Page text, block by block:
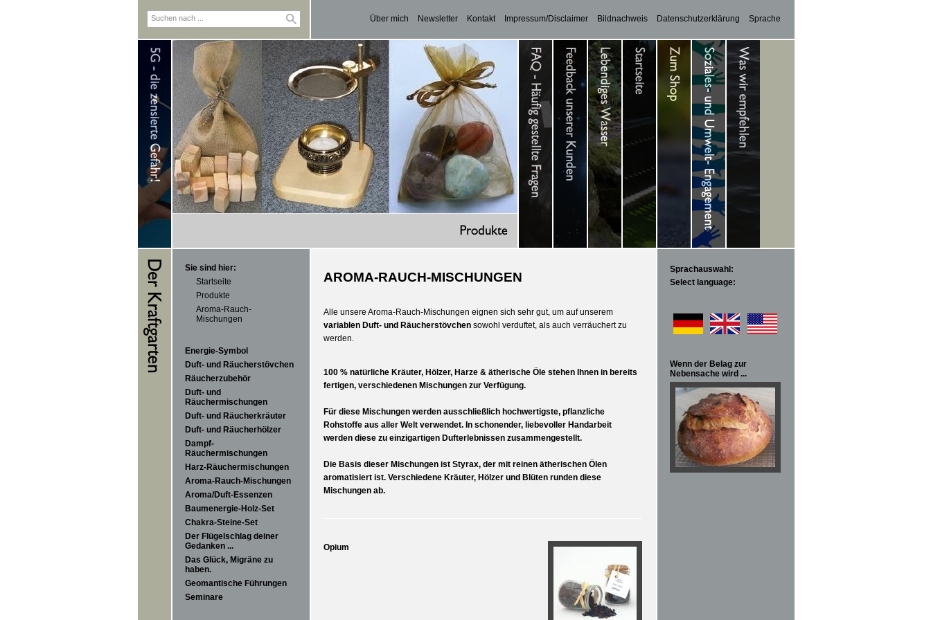
Über mich Newsletter Kontakt Impressum/Disclaimer Bildnachweis Datenschutzerklärung Sprache
Sie sind hier:
Startseite
Produkte
Aroma-Rauch-
Mischungen
Energie-Symbol
Duft- und Räucherstövchen
Räucherzubehör
Duft- und
Räuchermischungen
Duft- und Räucherkräuter
Duft- und Räucherhölzer
Dampf-
Räuchermischungen
Harz-Räuchermischungen
Aroma-Rauch-Mischungen
Aroma/Duft-Essenzen
Baumenergie-Holz-Set
Chakra-Steine-Set
Der Flügelschlag deiner
Gedanken ...
Das Glück, Migräne zu
haben.
Geomantische Führungen
Seminare
AROMA-RAUCH-MISCHUNGEN
Alle unsere Aroma-Rauch-Mischungen eignen sich sehr gut, um auf unserem
variablen Duft- und Räucherstövchen sowohl verduftet, als auch verräuchert zu
werden.
100 % natürliche Kräuter, Hölzer, Harze & ätherische Öle stehen Ihnen in bereits
fertigen, verschiedenen Mischungen zur Verfügung.
Für diese Mischungen werden ausschließlich hochwertigste, pflanzliche
Rohstoffe aus aller Welt verwendet. In schonender, liebevoller Handarbeit
werden diese zu einzigartigen Dufterlebnissen zusammengestellt.
Die Basis dieser Mischungen ist Styrax, der mit reinen ätherischen Ölen
aromatisiert ist. Verschiedene Kräuter, Hölzer und Blüten runden diese
Mischungen ab.
Opium
Sprachauswahl:
Select language:
Wenn der Belag zur
Nebensache wird ...